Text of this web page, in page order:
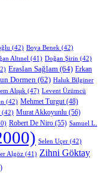
(42) Boya Benek (42)
Altınel (41) Doğan Şirin (42)
Eraslan Sağlam (64) Erkan
Dormen (62) Haluk Bilginer
Alışık (47) Levent Üzümcü
(42) Mehmet Turgut (48)
(42) Murat Akkoyunlu (56)
Robert De Niro (55) Samuel L.
Selen Uçer (42)
Algöz (41) Zihni Göktay